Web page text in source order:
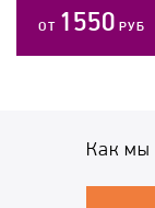
ОТ 1550 РУБ
Как мы